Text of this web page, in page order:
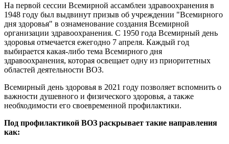
На первой сессии Всемирной ассамблеи здравоохранения в
1948 году был выдвинут призыв об учреждении "Всемирного
дня здоровья" в ознаменование создания Всемирной
организации здравоохранения. С 1950 года Всемирный день
здоровья отмечается ежегодно 7 апреля. Каждый год
выбирается какая-либо тема Всемирного дня
здравоохранения, которая освещает одну из приоритетных
областей деятельности ВОЗ.
Всемирный день здоровья в 2021 году позволяет вспомнить о
важности душевного и физического здоровья, а также
необходимости его своевременной профилактики.
Под профилактикой ВОЗ раскрывает такие направления
как: